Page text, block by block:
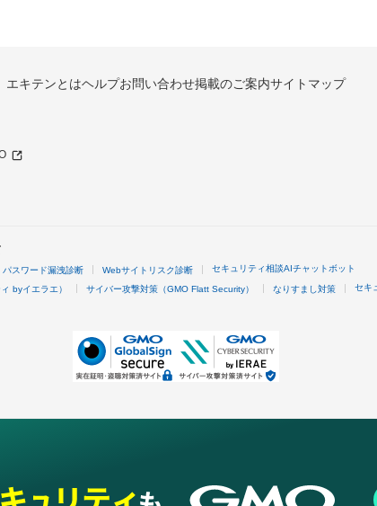
エキテンとはヘルプお問い合わせ掲載のご案内サイトマップ
パスワード漏洩診断 Webサイトリスク診断 セキュリティ相談AIチャットボット
byイエラエ） サイバー攻撃対策（GMO Flatt Security） なりすまし対策 セキ